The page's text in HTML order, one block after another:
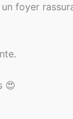
foyer
😍